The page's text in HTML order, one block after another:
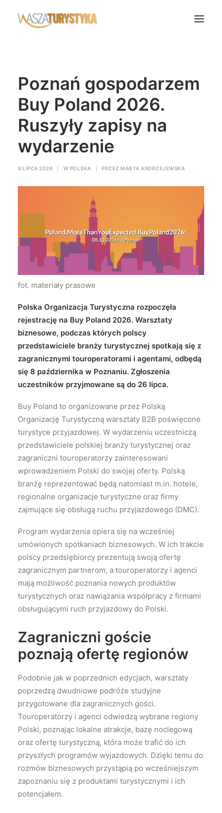
Biura podróży
Transport
Noclegi
Polska
Świat
Wyszukiwanie
Poznań gospodarzem
Buy Poland 2026.
Ruszyły zapisy na
wydarzenie
8 LIPCA 2026 W POLSKA PRZEZ MARTA ANDRZEJEWSKA
fot. materiały prasowe
Polska Organizacja Turystyczna rozpoczęła
rejestrację na Buy Poland 2026. Warsztaty
biznesowe, podczas których polscy
przedstawiciele branży turystycznej spotkają się z
zagranicznymi touroperatorami i agentami, odbędą
się 8 października w Poznaniu. Zgłoszenia
uczestników przyjmowane są do 26 lipca.
Buy Poland to organizowane przez Polską
Organizację Turystyczną warsztaty B2B poświęcone
turystyce przyjazdowej. W wydarzeniu uczestniczą
przedstawiciele polskiej branży turystycznej oraz
zagraniczni touroperatorzy zainteresowani
wprowadzeniem Polski do swojej oferty. Polską
branżę reprezentować będą natomiast m.in. hotele,
regionalne organizacje turystyczne oraz firmy
zajmujące się obsługą ruchu przyjazdowego (DMC).
Program wydarzenia opiera się na wcześniej
umówionych spotkaniach biznesowych. W ich trakcie
polscy przedsiębiorcy prezentują swoją ofertę
zagranicznym partnerom, a touroperatorzy i agenci
mają możliwość poznania nowych produktów
turystycznych oraz nawiązania współpracy z firmami
obsługującymi ruch przyjazdowy do Polski.
Zagraniczni goście
poznają ofertę regionów
Podobnie jak w poprzednich edycjach, warsztaty
poprzedzą dwudniowe podróże studyjne
przygotowane dla zagranicznych gości.
Touroperatorzy i agenci odwiedzą wybrane regiony
Polski, poznając lokalne atrakcje, bazę noclegową
oraz ofertę turystyczną, która może trafić do ich
przyszłych programów wyjazdowych. Dzięki temu do
rozmów biznesowych przystąpią po wcześniejszym
zapoznaniu się z produktami turystycznymi i ich
potencjałem.